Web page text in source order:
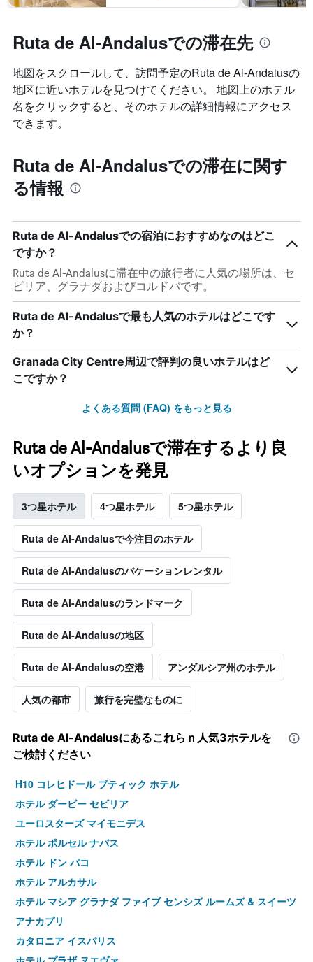
Ruta de Al-Andalusでの滞在先
地図をスクロールして、訪問予定のRuta de Al-Andalus​の
地区に近いホテルを見つけてください。 地図上のホテル
名をクリックすると、そのホテルの詳細情報にアクセス
できます。
Ruta de Al-Andalusでの滞在に関す
る情報
Ruta de Al-Andalusでの宿泊におすすめなのはどこ
ですか？
Ruta de Al-Andalusに滞在中の旅行者に人気の場所は、セ
ビリア、グラナダおよびコルドバです。
Ruta de Al-Andalusで最も人気のホテルはどこです
か？
Granada City Centre周辺で評判の良いホテルはど
こですか？
よくある質問 (FAQ) をもっと見る
Ruta de Al-Andalusで滞在するより良
いオプションを発見
3つ星ホテル 4つ星ホテル 5つ星ホテル
Ruta de Al-Andalusで今注目のホテル
Ruta de Al-Andalusのバケーションレンタル
Ruta de Al-Andalusのランドマーク
Ruta de Al-Andalusの地区
Ruta de Al-Andalus​の空港 アンダルシア州のホテル
人気の都市 旅行を完璧なものに
Ruta de Al-Andalus​にあるこれらｎ人気3ホテルを
ご検討ください
H10 コレヒドール ブティック ホテル
ホテル ダービー セビリア
ユーロスターズ マイモニデス
ホテル ポルセル ナバス
ホテル ドン パコ
ホテル アルカサル
ホテル マシア グラナダ ファイブ センシズ ルームズ & スイーツ
アナカプリ
カタロニア イスパリス